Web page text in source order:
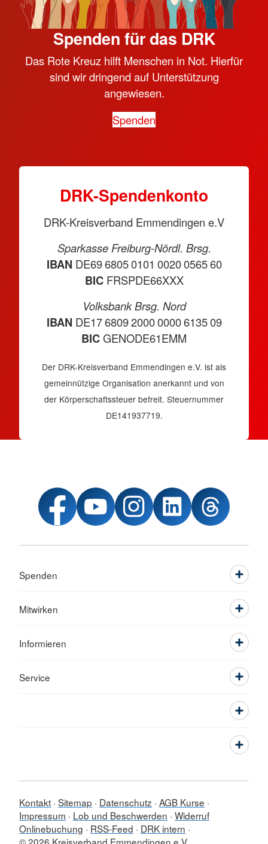
Spenden für das DRK
Das Rote Kreuz hilft Menschen in Not. Hierfür
sind wir dringend auf Unterstützung
angewiesen.
Spenden
DRK-Spendenkonto
DRK-Kreisverband Emmendingen e.V
Sparkasse Freiburg-Nördl. Brsg.
IBANDE69 6805 0101 0020 0565 60
BICFRSPDE66XXX
Volksbank Brsg. Nord
IBANDE17 6809 2000 0000 6135 09
BICGENODE61EMM
Der DRK-Kreisverband Emmendingen e.V. ist als
gemeinnützige Organisation anerkannt und von
der Körperschaftssteuer befreit. Steuernummer
DE141937719.
Spenden
Mitwirken
Informieren
Service
Kontakt Sitemap Datenschutz AGB Kurse
Impressum
Lob und Beschwerden Widerruf
Onlinebuchung
RSS-Feed
DRK intern